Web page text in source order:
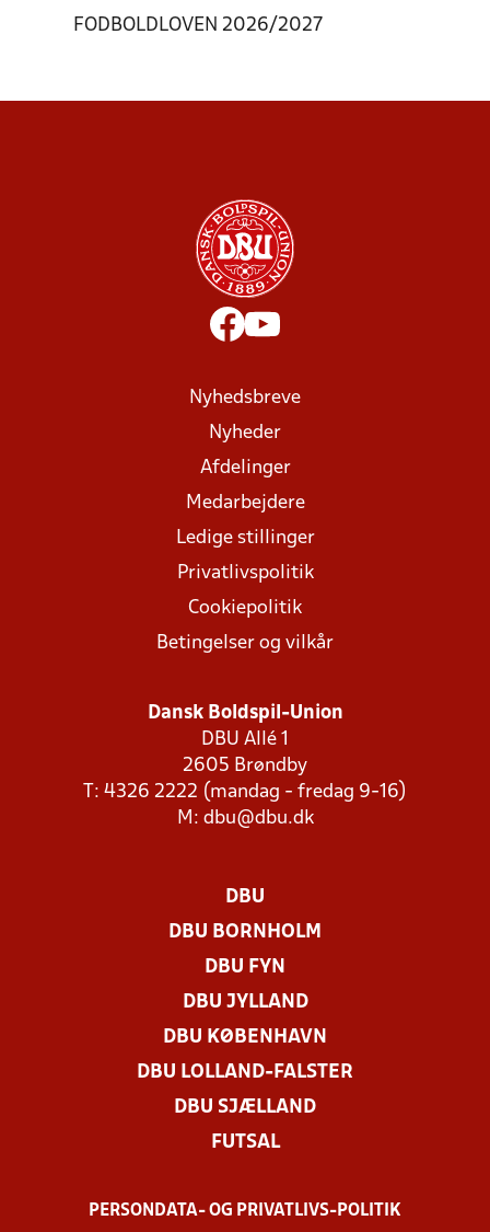
FODBOLDLOVEN 2026/2027
Nyhedsbreve
Nyheder
Afdelinger
Medarbejdere
Ledige stillinger
Privatlivspolitik
Cookiepolitik
Betingelser og vilkår
Dansk Boldspil-Union
DBU Allé 1
2605 Brøndby
T: 4326 2222 (mandag - fredag 9-16)
M: dbu@dbu.dk
DBU
DBU BORNHOLM
DBU FYN
DBU JYLLAND
DBU KØBENHAVN
DBU LOLLAND-FALSTER
DBU SJÆLLAND
FUTSAL
PERSONDATA- OG PRIVATLIVS-POLITIK